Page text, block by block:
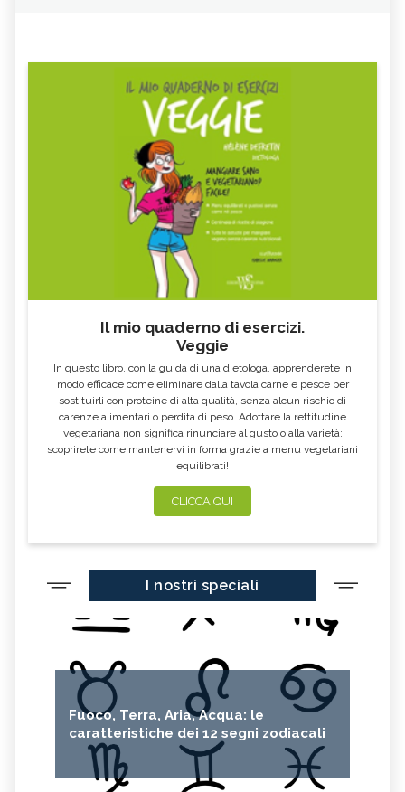
Il mio quaderno di esercizi.
Veggie
In questo libro, con la guida di una dietologa, apprenderete in
modo efficace come eliminare dalla tavola carne e pesce per
sostituirli con proteine di alta qualità, senza alcun rischio di
carenze alimentari o perdita di peso. Adottare la rettitudine
vegetariana non significa rinunciare al gusto o alla varietà:
scoprirete come mantenervi in forma grazie a menu vegetariani
equilibrati!
CLICCA QUI
I nostri speciali
Fuoco, Terra, Aria, Acqua: le
caratteristiche dei 12 segni zodiacali